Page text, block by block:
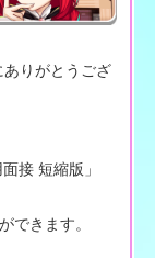
ありがとうござ
接 短縮版」
できます。